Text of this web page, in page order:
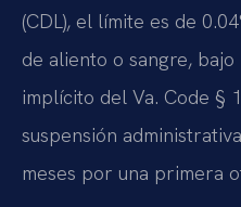
(CDL), el límite es de
de aliento o sangre,
implícito del Va. Code §
suspensión
meses por una primera